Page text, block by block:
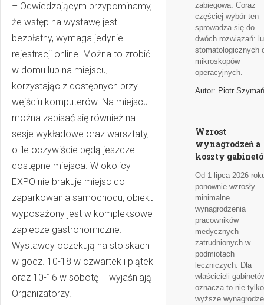
– Odwiedzającym przypominamy,
że wstęp na wystawę jest
bezpłatny, wymaga jedynie
rejestracji online. Można to zrobić
w domu lub na miejscu,
korzystając z dostępnych przy
wejściu komputerów. Na miejscu
można zapisać się również na
sesje wykładowe oraz warsztaty,
o ile oczywiście będą jeszcze
dostępne miejsca. W okolicy
EXPO nie brakuje miejsc do
zaparkowania samochodu, obiekt
wyposażony jest w kompleksowe
zaplecze gastronomiczne.
Wystawcy oczekują na stoiskach
w godz. 10-18 w czwartek i piątek
oraz 10-16 w sobotę – wyjaśniają
Organizatorzy.
zabiegowa. Coraz
częściej wybór ten
sprowadza się do
dwóch rozwiązań:
stomatologicznych
mikroskopów
operacyjnych.
Autor: Piotr
Wzrost
wynagrodzeń a
koszty
Od 1 lipca 2026
ponownie wzrosły
minimalne
wynagrodzenia
pracowników
medycznych
zatrudnionych w
podmiotach
leczniczych. Dla
właścicieli
oznacza to nie tylko
wyższe